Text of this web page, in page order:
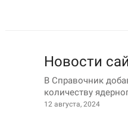
Новости
В Справочник
количеству
12 августа, 2024